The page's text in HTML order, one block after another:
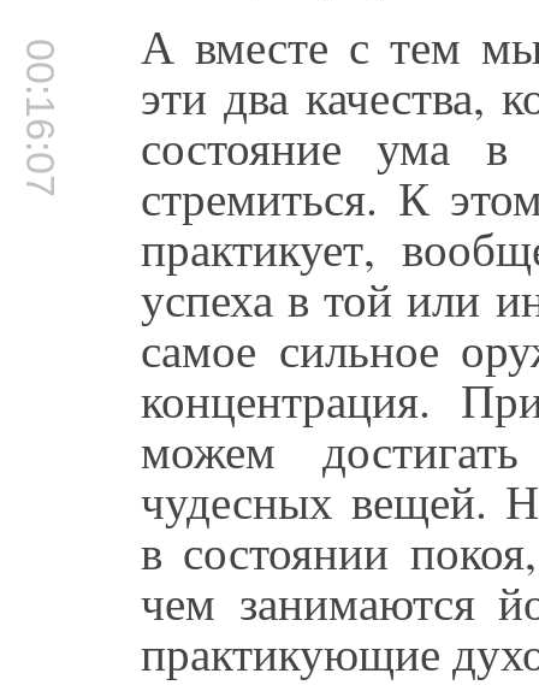
00:16:07 А вместе с тем
эти два качества,
состояние ума
стремиться. К
практикует,
успеха в той или
самое сильное
концентрация.
можем
чудесных вещей.
в состоянии
чем занимаются
практикующие